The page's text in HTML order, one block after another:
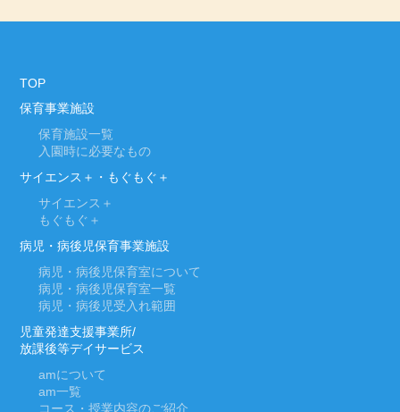
TOP
保育事業施設
保育施設一覧
入園時に必要なもの
サイエンス＋・もぐもぐ＋
サイエンス＋
もぐもぐ＋
病児・病後児保育事業施設
病児・病後児保育室について
病児・病後児保育室一覧
病児・病後児受入れ範囲
児童発達支援事業所/
放課後等デイサービス
amについて
am一覧
コース・授業内容のご紹介